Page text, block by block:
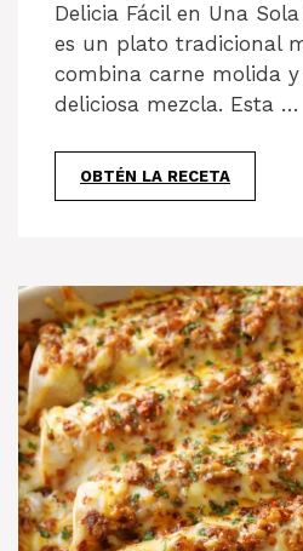
Delicia Fácil en Una
es un plato tradicional
combina carne molida
deliciosa mezcla. Esta …
OBTÉN LA RECETA